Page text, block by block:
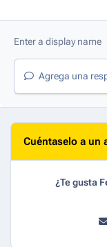
Agrega una
Cuéntaselo a un
¿Te gusta